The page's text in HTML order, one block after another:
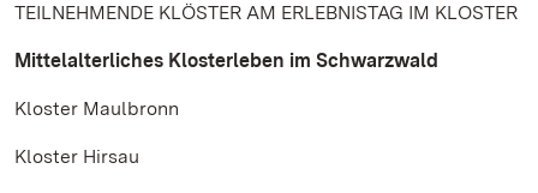
TEILNEHMENDE KLÖSTER AM ERLEBNISTAG IM KLOSTER
Mittelalterliches Klosterleben im Schwarzwald
Kloster Maulbronn
Kloster Hirsau